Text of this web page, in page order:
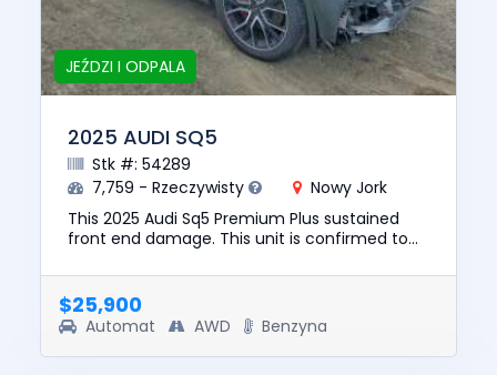
JEŹDZI I ODPALA
2025 AUDI SQ5
Stk #: 54289
7,759 - Rzeczywisty
Nowy Jork
This 2025 Audi Sq5 Premium Plus sustained
front end damage. This unit is confirmed to
vehicle was $64447. T...
$25,900
Automat AWD Benzyna